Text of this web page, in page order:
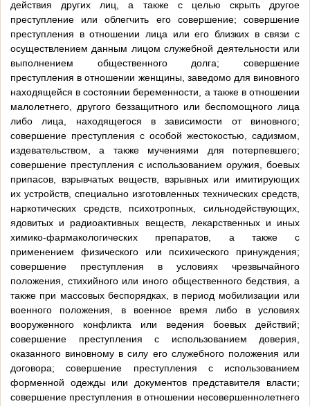
действия других лиц, а также с целью скрыть другое
преступление или облегчить его совершение; совершение
преступления в отношении лица или его близких в связи с
осуществлением данным лицом служебной деятельности или
выполнением общественного долга; совершение
преступления в отношении женщины, заведомо для виновного
находящейся в состоянии беременности, а также в отношении
малолетнего, другого беззащитного или беспомощного лица
либо лица, находящегося в зависимости от виновного;
совершение преступления с особой жестокостью, садизмом,
издевательством, а также мучениями для потерпевшего;
совершение преступления с использованием оружия, боевых
припасов, взрывчатых веществ, взрывных или имитирующих
их устройств, специально изготовленных технических средств,
наркотических средств, психотропных, сильнодействующих,
ядовитых и радиоактивных веществ, лекарственных и иных
химико-фармакологических препаратов, а также с
применением физического или психического принуждения;
совершение преступления в условиях чрезвычайного
положения, стихийного или иного общественного бедствия, а
также при массовых беспорядках, в период мобилизации или
военного положения, в военное время либо в условиях
вооруженного конфликта или ведения боевых действий;
совершение преступления с использованием доверия,
оказанного виновному в силу его служебного положения или
договора; совершение преступления с использованием
форменной одежды или документов представителя власти;
совершение преступления в отношении несовершеннолетнего